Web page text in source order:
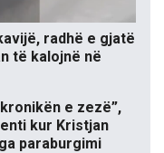
radhë e gjatë
të kalojnë në
e zezë”,
kur Kristjan
paraburgimi